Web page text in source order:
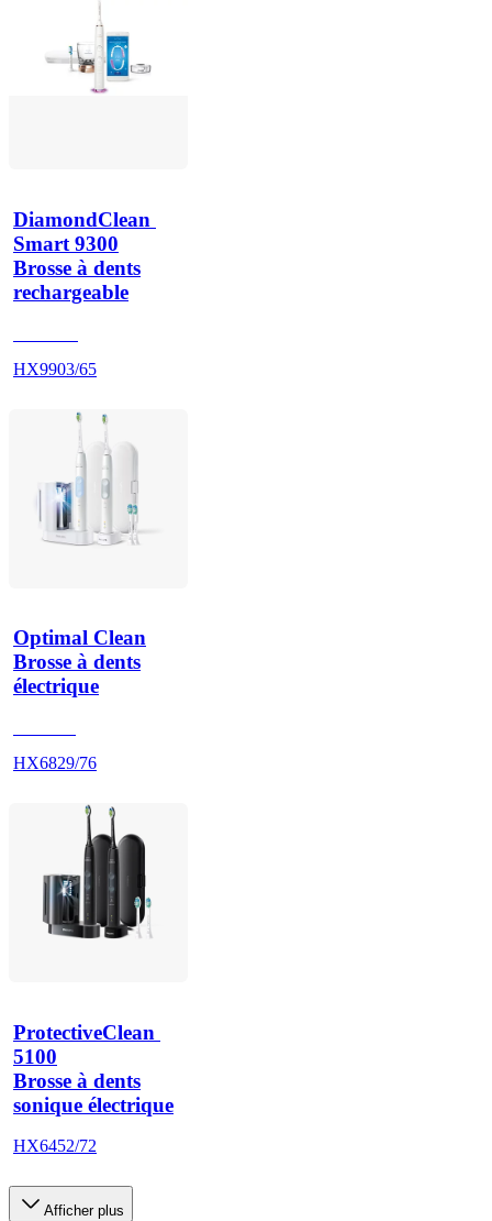
DiamondClean
Smart 9300
Brosse à dents
rechargeable
HX9903/65
Optimal Clean
Brosse à dents
électrique
HX6829/76
ProtectiveClean
5100
Brosse à dents
sonique électrique
HX6452/72
Afficher plus